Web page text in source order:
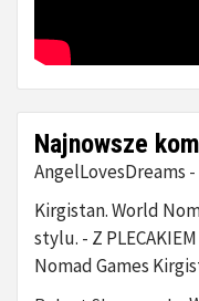
Najnowsze
AngelLovesDreams -
Kirgistan. World
stylu. - Z
Nomad Games